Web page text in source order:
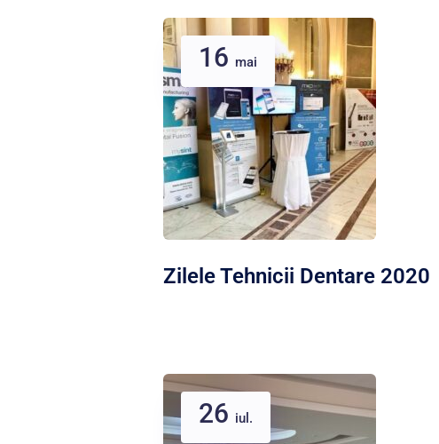
16 mai
Zilele Tehnicii Dentare 2020
26 iul.